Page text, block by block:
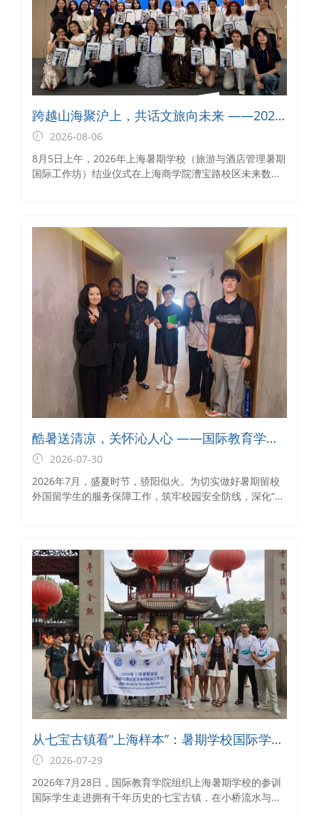
跨越山海聚沪上，共话文旅向未来 ——2026
年上海暑期学校（旅游与酒店管理暑期国际
工作坊）结业仪式圆满举行
2026-08-06
8月5日上午，2026年上海暑期学校（旅游与酒店管理暑期
国际工作坊）结业仪式在上海商学院漕宝路校区未来数智
家记忆，为这段跨越山海的求学之旅画上了浓墨重彩的句
酷暑送清凉，关怀沁人心 ——国际教育学院
开展暑期外国留学生走访慰问与安全教育工
作
2026-07-30
2026年7月，盛夏时节，骄阳似火。为切实做好暑期留校
外国留学生的服务保障工作，筑牢校园安全防线，深化“商
学生志愿者共同参与，深入校内宿舍、临时安置点及校外
租住区域，为外国留学生送去防暑降温物资，传递学校的
关心与牵挂。
从七宝古镇看“上海样本”：暑期学校国际学生
在江南烟火里探访城市更新的鲜活实践
2026-07-29
2026年7月28日，国际教育学院组织上海暑期学校的参训
国际学生走进拥有千年历史的七宝古镇，在小桥流水与非